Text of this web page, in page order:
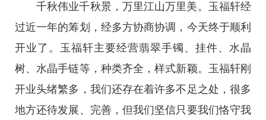
千秋伟业千秋景，万里江山万里美。玉福轩经
过近一年的筹划，经多方协商协调，今天终于顺利
开业了。玉福轩主要经营翡翠手镯、挂件、水晶
树、水晶手链等，种类齐全，样式新颖。玉福轩刚
开业头绪繁多，我们还存在着许多不足之处，很多
地方还待发展、完善，但我们坚信只要我们恪守我